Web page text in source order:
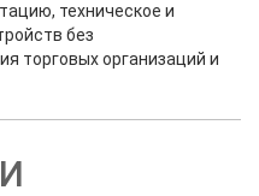
техническое и
без
торговых организаций и